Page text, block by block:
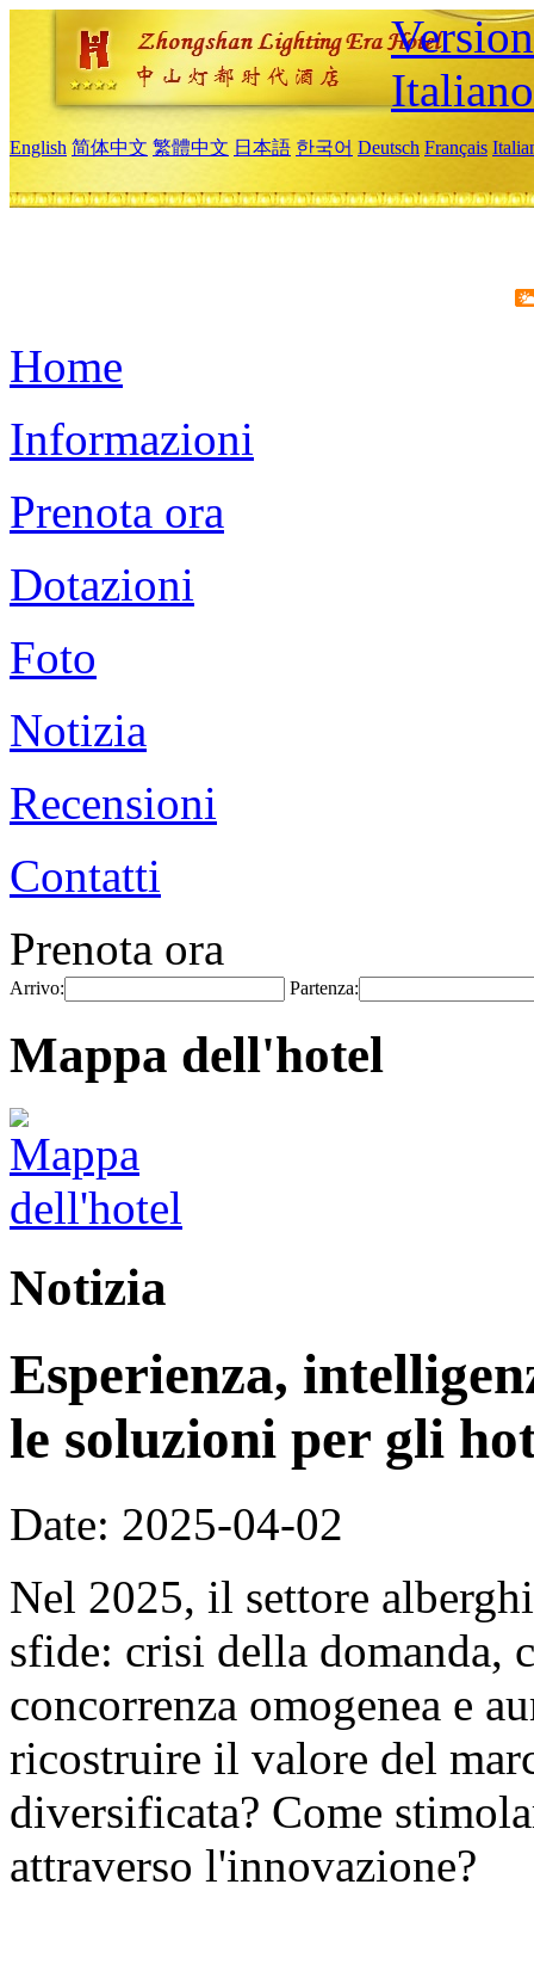
Italiano
English 简体中文 繁體中文 日本語 한국어 Deutsch Français
Home
Informazioni
Prenota ora
Dotazioni
Foto
Notizia
Recensioni
Contatti
Prenota ora
Arrivo: Partenza:
Mappa dell'hotel
Notizia
Esperienza,
le soluzioni per gli
Date: 2025-04-02
Nel 2025, il settore
sfide: crisi della domanda,
concorrenza omogenea e
ricostruire il valore del
diversificata? Come
attraverso l'innovazione?